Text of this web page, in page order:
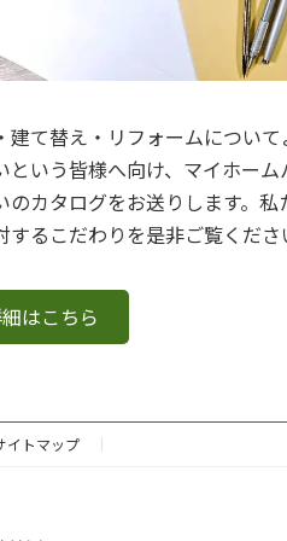
建て替え・リフォームについ
という皆様へ向け、マイホーム
のカタログをお送りします。私
するこだわりを是非ご覧くださ
はこちら
イトマップ